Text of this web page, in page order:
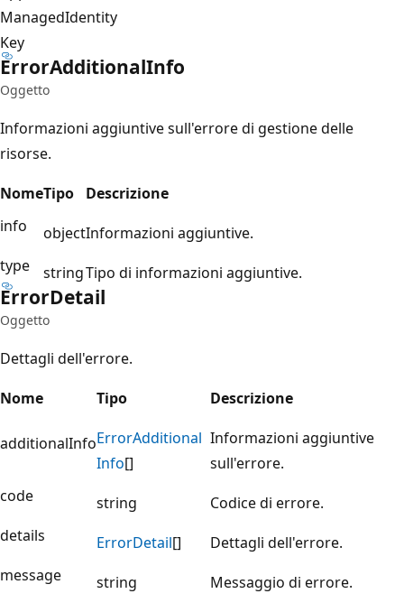
ManagedIdentity
Key
ErrorAdditionalInfo
Oggetto
Informazioni aggiuntive sull'errore di gestione delle
risorse.
NomeTipo
Descrizione
info
objectInformazioni aggiuntive.
type
stringTipo di informazioni aggiuntive.
ErrorDetail
Oggetto
Dettagli dell'errore.
Nome
Tipo Descrizione
additionalInfoErrorAdditional
Info[]
Informazioni aggiuntive
sull'errore.
code
string
Codice di errore.
details
ErrorDetail[]
Dettagli dell'errore.
message
string
Messaggio di errore.